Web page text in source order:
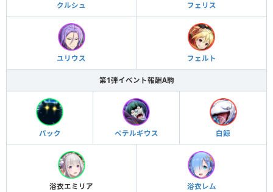
クルシュ フェリス
ユリウス フェルト
第1弾イベント報酬A駒
パック ペテルギウス 白鯨
浴衣エミリア 浴衣レム